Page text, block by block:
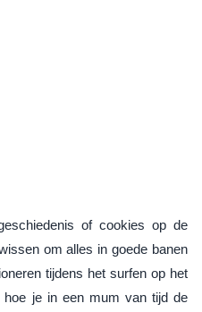
of cookies op de
om alles in goede banen
tijdens het surfen op het
hoe je in een mum van tijd de